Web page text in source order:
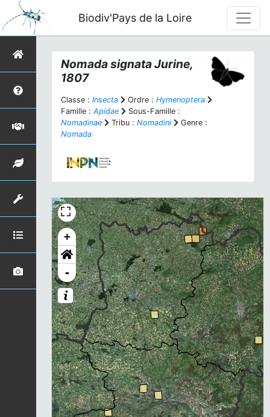
Biodiv'Pays de la Loire
Nomada signataJurine,
1807
Classe : Insecta Ordre : Hymenoptera
Famille : Apidae
Sous-Famille :
Nomadinae
Tribu : Nomadini
Genre :
Nomada
+
-